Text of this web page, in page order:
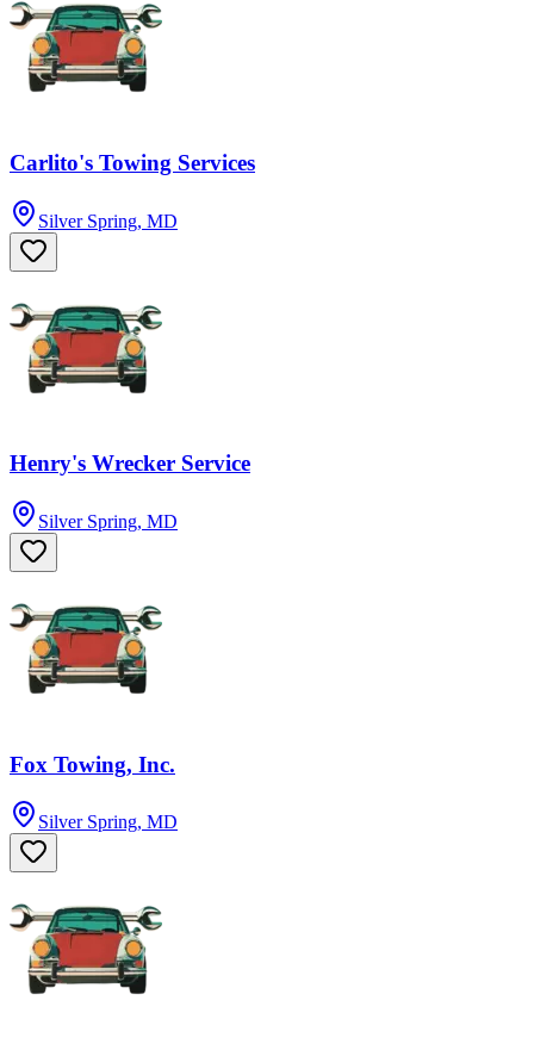
Carlito's Towing Services
Silver Spring, MD
Henry's Wrecker Service
Silver Spring, MD
Fox Towing, Inc.
Silver Spring, MD